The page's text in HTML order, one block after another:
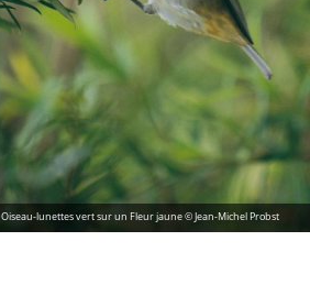
Oiseau-lunettes vert sur un Fleur jaune © Jean-Michel Probst